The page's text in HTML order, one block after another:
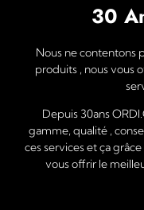
30
Nous ne contentons
produits , nous vous
Depuis 30ans
gamme, qualité ,
ces services et ça
vous offrir le